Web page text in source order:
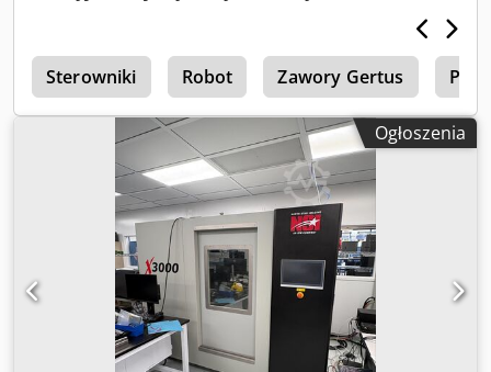
Sterowniki Robot Zawory Gertus
Ogłoszenia